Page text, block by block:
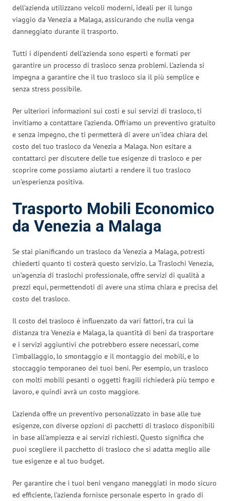
dell’azienda utilizzano veicoli moderni, ideali per il lungo
viaggio da Venezia a Malaga, assicurando che nulla venga
danneggiato durante il trasporto.
Tutti i dipendenti dell’azienda sono esperti e formati per
garantire un processo di trasloco senza problemi. L’azienda si
impegna a garantire che il tuo trasloco sia il più semplice e
senza stress possibile.
Per ulteriori informazioni sui costi e sui servizi di trasloco, ti
invitiamo a contattare l’azienda. Offriamo un preventivo gratuito
e senza impegno, che ti permetterà di avere un’idea chiara del
costo del tuo trasloco da Venezia a Malaga. Non esitare a
contattarci per discutere delle tue esigenze di trasloco e per
scoprire come possiamo aiutarti a rendere il tuo trasloco
un’esperienza positiva.
Trasporto Mobili Economico
da Venezia a Malaga
Se stai pianificando un trasloco da Venezia a Malaga, potresti
chiederti quanto ti costerà questo servizio. La Traslochi Venezia,
un’agenzia di traslochi professionale, offre servizi di qualità a
prezzi equi, permettendoti di avere una stima chiara e precisa del
costo del trasloco.
Il costo del trasloco è influenzato da vari fattori, tra cui la
distanza tra Venezia e Malaga, la quantità di beni da trasportare
e i servizi aggiuntivi che potrebbero essere necessari, come
l’imballaggio, lo smontaggio e il montaggio dei mobili, e lo
stoccaggio temporaneo dei tuoi beni. Per esempio, un trasloco
con molti mobili pesanti o oggetti fragili richiederà più tempo e
lavoro, e quindi avrà un costo maggiore.
L’azienda offre un preventivo personalizzato in base alle tue
esigenze, con diverse opzioni di pacchetti di trasloco disponibili
in base all’ampiezza e ai servizi richiesti. Questo significa che
puoi scegliere il pacchetto di trasloco che si adatta meglio alle
tue esigenze e al tuo budget.
Per garantire che i tuoi beni vengano maneggiati in modo sicuro
ed efficiente, l’azienda fornisce personale esperto in grado di